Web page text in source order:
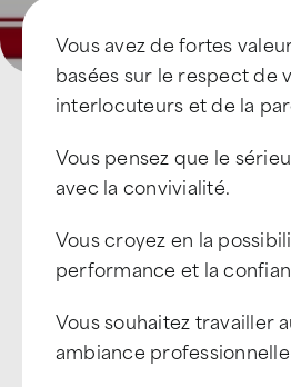
Vous avez de fortes
basées sur le respect de
interlocuteurs et de la
Vous pensez que le
avec la convivialité.
Vous croyez en la
performance et la
Vous souhaitez travailler
ambiance